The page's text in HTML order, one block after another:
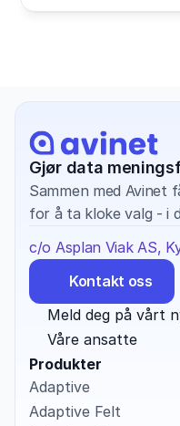
Gjør data
Sammen med Avinet
for å ta kloke valg - i
c/o Asplan Viak AS,
Kontakt oss
Meld deg på vårt
Våre ansatte
Produkter
Adaptive
Adaptive Felt